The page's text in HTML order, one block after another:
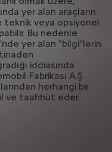
yer alan araçların
veya opsiyonel
Bu nedenle
yer alan "bilgi"lerin
iddiasında
Fabrikası A.Ş.
herhangi bir
ve taahhüt eder.